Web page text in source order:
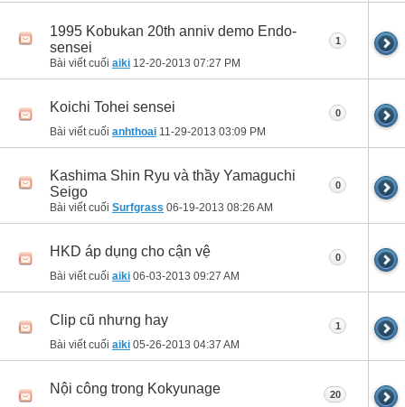
1995 Kobukan 20th anniv demo Endo-
sensei
Bài viết cuối aiki 12-20-2013 07:27 PM
1
Koichi Tohei sensei
Bài viết cuối anhthoai 11-29-2013 03:09 PM
0
Kashima Shin Ryu và thầy Yamaguchi
Seigo
Bài viết cuối Surfgrass 06-19-2013 08:26 AM
0
HKD áp dụng cho cận vệ
Bài viết cuối aiki 06-03-2013 09:27 AM
0
Clip cũ nhưng hay
Bài viết cuối aiki 05-26-2013 04:37 AM
1
Nội công trong Kokyunage 20